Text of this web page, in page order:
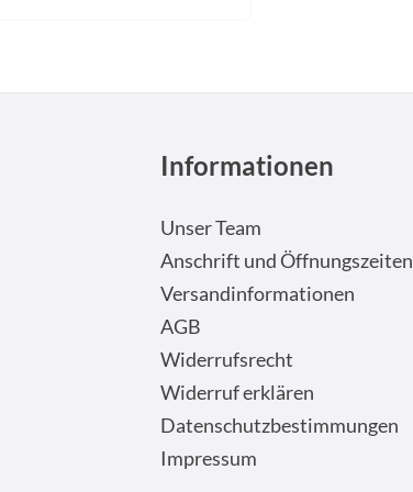
Informationen
Unser Team
Anschrift und Öffnungszeiten
Versandinformationen
AGB
Widerrufsrecht
Widerruf erklären
Datenschutzbestimmungen
Impressum